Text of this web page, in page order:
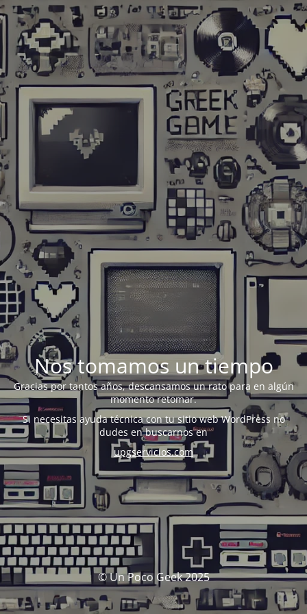
Nos tomamos un tiempo
Gracias por tantos años, descansamos un rato para en algún
momento retomar.
Si necesitas ayuda técnica con tu sitio web WordPress no
dudes en buscarnos en
upgservicios.com
© Un Poco Geek 2025